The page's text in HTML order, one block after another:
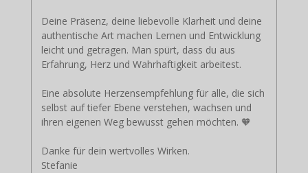
Deine Präsenz, deine liebevolle Klarheit und deine
authentische Art machen Lernen und Entwicklung
leicht und getragen. Man spürt, dass du aus
Erfahrung, Herz und Wahrhaftigkeit arbeitest.
Eine absolute Herzensempfehlung für alle, die sich
selbst auf tiefer Ebene verstehen, wachsen und
ihren eigenen Weg bewusst gehen möchten. 🧡
Danke für dein wertvolles Wirken.
Stefanie